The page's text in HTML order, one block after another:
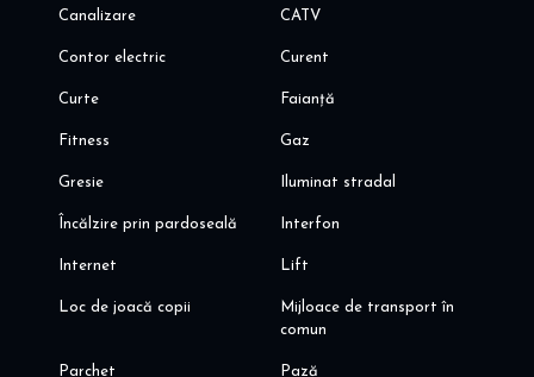
Canalizare CATV
Contor electric Curent
Curte Faianță
Fitness Gaz
Gresie Iluminat stradal
Încălzire prin pardoseală Interfon
Internet Lift
Loc de joacă copii
Mijloace de transport în
comun
Parchet Pază